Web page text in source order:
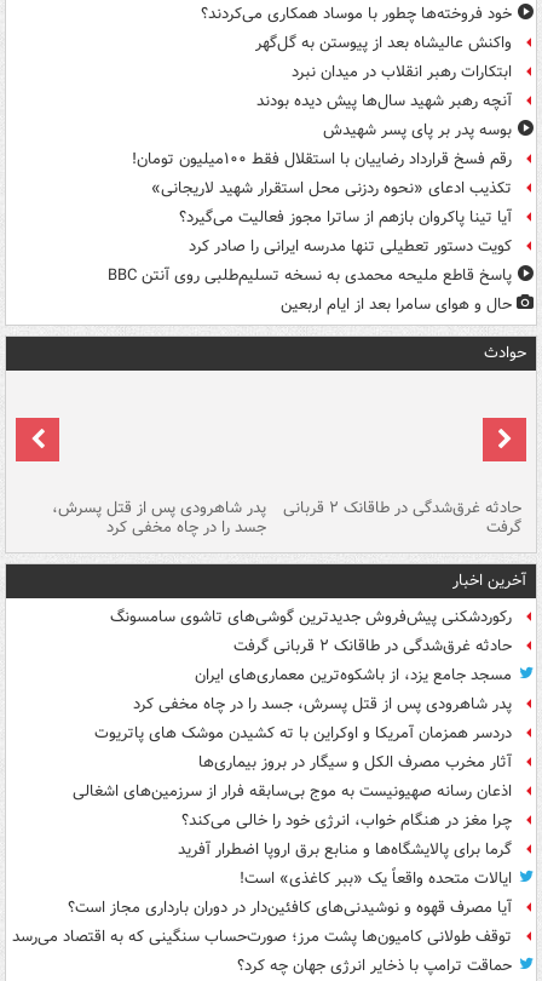
خود فروخته‌ها چطور با موساد همکاری می‌کردند؟
واکنش عالیشاه بعد از پیوستن به گل‌گهر
ابتکارات رهبر انقلاب در میدان نبرد
آنچه رهبر شهید سال‌ها پیش دیده بودند
بوسه‌ پدر بر پای پسر شهیدش
رقم فسخ قرارداد رضاییان با استقلال فقط ۱۰۰میلیون تومان!
تکذیب ادعای «نحوه ردزنی محل استقرار شهید لاریجانی»
آیا تینا پاکروان بازهم از ساترا مجوز فعالیت می‌گیرد؟
کویت دستور تعطیلی تنها مدرسه ایرانی را صادر کرد
پاسخ قاطع ملیحه محمدی به نسخه تسلیم‌طلبی روی آنتن BBC
حال و هوای سامرا بعد از ایام اربعین
حوادث
حادثه غرق‌شدگی در طاقانک ۲ قربانی
گرفت
پدر شاهرودی پس از قتل پسرش،
جسد را در چاه مخفی کرد
آخرین اخبار
رکوردشکنی پیش‌فروش جدیدترین گوشی‌های تاشوی سامسونگ
حادثه غرق‌شدگی در طاقانک ۲ قربانی گرفت
مسجد جامع یزد، از باشکوه‌ترین معماری‌های ایران
پدر شاهرودی پس از قتل پسرش، جسد را در چاه مخفی کرد
دردسر همزمان آمریکا و اوکراین با ته کشیدن موشک های پاتریوت
آثار مخرب مصرف الکل و سیگار در بروز بیماری‌ها
اذعان رسانه صهیونیست به موج بی‌سابقه فرار از سرزمین‌های اشغالی
چرا مغز در هنگام خواب، انرژی خود را خالی می‌کند؟
گرما برای پالایشگاه‌ها و منابع برق اروپا اضطرار آفرید
ایالات متحده واقعاً یک «ببر کاغذی» است!
آیا مصرف قهوه و نوشیدنی‌های کافئین‌دار در دوران بارداری مجاز است؟
توقف طولانی کامیون‌ها پشت مرز؛ صورت‌حساب سنگینی که به اقتصاد می‌رسد
حماقت ترامپ با ذخایر انرژی جهان چه کرد؟